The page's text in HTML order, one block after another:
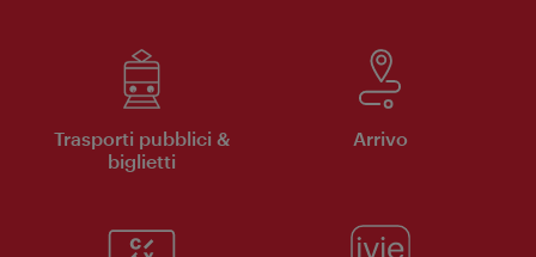
Trasporti pubblici &
biglietti
Arrivo